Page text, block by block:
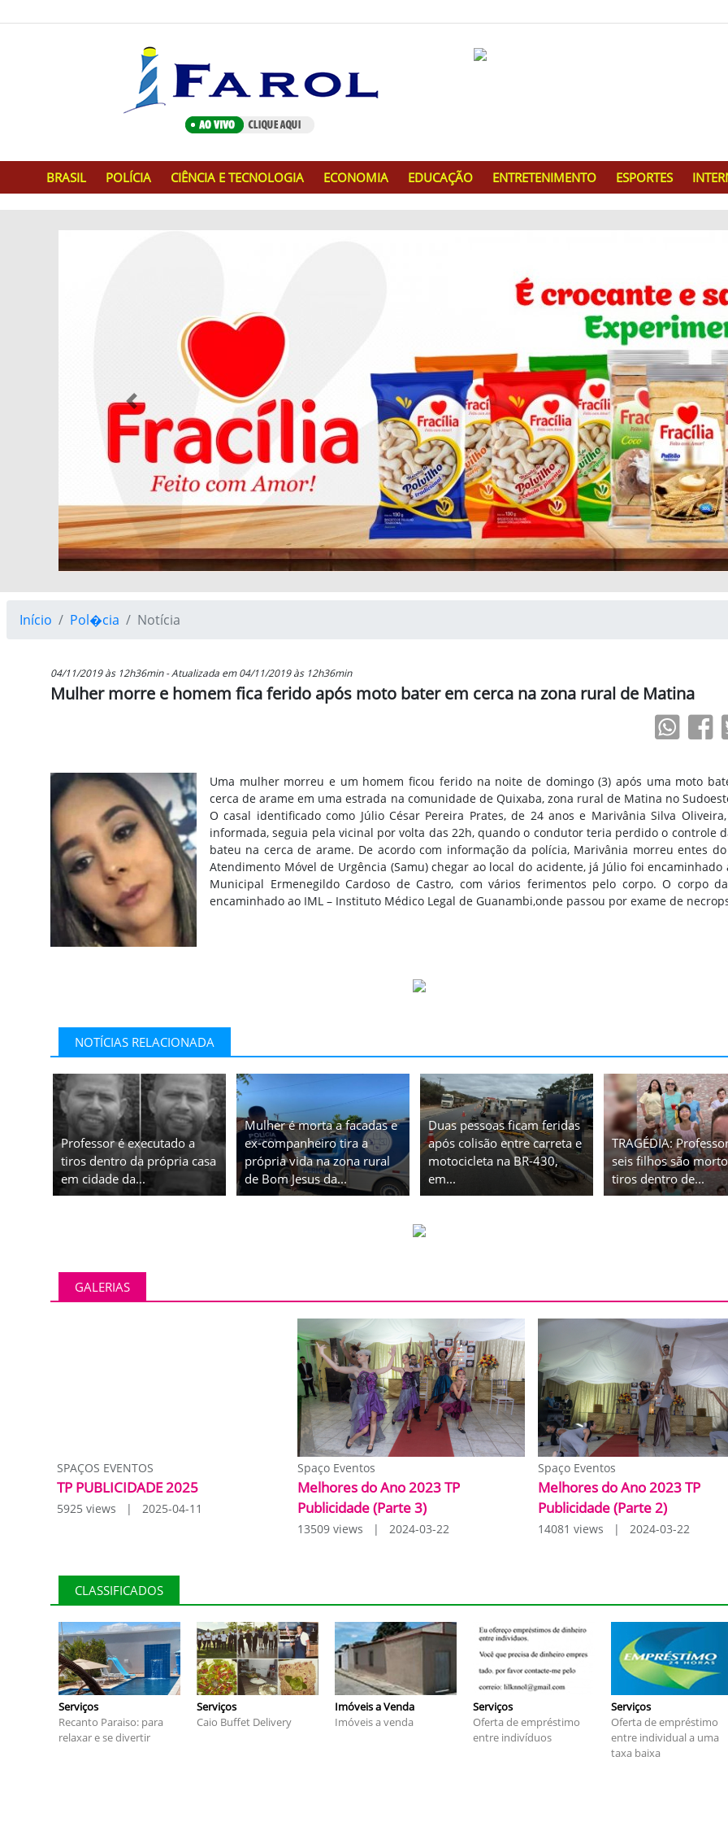
BRASIL POLÍCIA CIÊNCIA E TECNOLOGIA ECONOMIA EDUCAÇÃO ENTRETENIMENTO ESPORTES
Previous
Início Pol�cia Notícia
04/11/2019 às 12h36min - Atualizada em 04/11/2019 às 12h36min
Mulher morre e homem fica ferido após moto bater em cerca na zona rural de Matina
Uma mulher morreu e um homem ficou ferido na noite de domingo (3) após uma moto
cerca de arame em uma estrada na comunidade de Quixaba, zona rural de Matina no
O casal identificado como Júlio César Pereira Prates, de 24 anos e Marivânia Silva
informada, seguia pela vicinal por volta das 22h, quando o condutor teria perdido o controle
bateu na cerca de arame. De acordo com informação da polícia, Marivânia morreu entes
Atendimento Móvel de Urgência (Samu) chegar ao local do acidente, já Júlio foi encaminhado
Municipal Ermenegildo Cardoso de Castro, com vários ferimentos pelo corpo. O corpo
encaminhado ao IML – Instituto Médico Legal de Guanambi,onde passou por exame de
NOTÍCIAS RELACIONADA
Professor é executado a
tiros dentro da própria casa
em cidade da...
Mulher é morta a facadas e
ex-companheiro tira a
própria vida na zona rural
de Bom Jesus da...
Duas pessoas ficam feridas
após colisão entre carreta e
motocicleta na BR-430,
em...
TRAGÉDIA:
seis filhos são
tiros dentro de...
GALERIAS
SPAÇOS EVENTOS
TP PUBLICIDADE 2025
5925 views | 2025-04-11
Spaço Eventos
Melhores do Ano 2023 TP
Publicidade (Parte 3)
13509 views | 2024-03-22
Spaço Eventos
Melhores do Ano 2023 TP
Publicidade (Parte 2)
14081 views | 2024-03-22
CLASSIFICADOS
Serviços
Recanto Paraiso: para
relaxar e se divertir
Serviços
Caio Buffet Delivery
Imóveis a Venda
Imóveis a venda
Serviços
Oferta de empréstimo
entre indivíduos
Serviços
Oferta de empréstimo
entre individual a uma
taxa baixa